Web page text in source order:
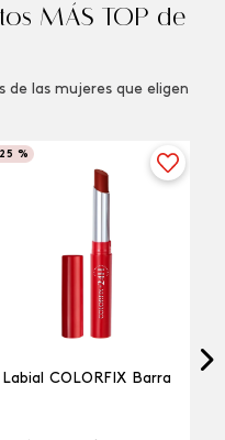
MÁS TOP de
las mujeres que eligen
25 %
Labial COLORFIX Barra